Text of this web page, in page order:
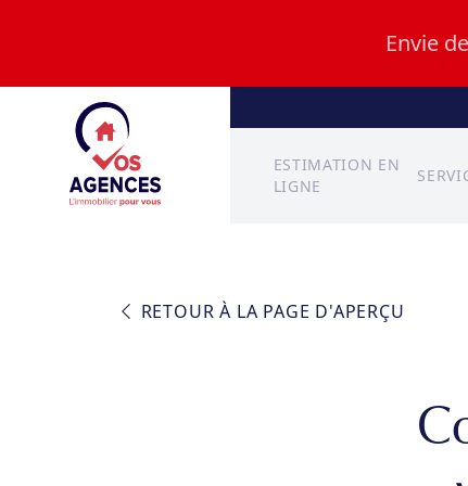
Envie
ESTIMATION EN
LIGNE
RETOUR À LA PAGE D'APERÇU